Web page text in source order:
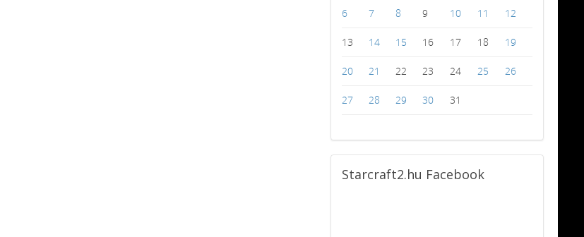
6 7 8 9 10 11 12
13 14 15 16 17 18 19
20 21 22 23 24 25 26
27 28 29 30 31
Starcraft2.hu Facebook